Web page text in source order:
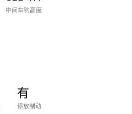
中间车钩高度
有
停放制动